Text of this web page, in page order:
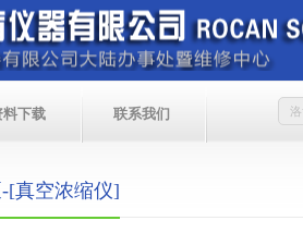
料下载 联系我们
[真空浓缩仪]